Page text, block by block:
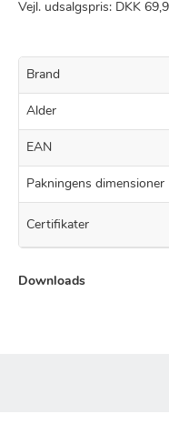
Vejl. udsalgspris: DKK
Brand
Alder
EAN
Pakningens dimensioner
Certifikater
Downloads